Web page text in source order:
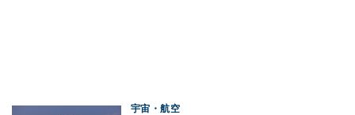
宇宙・航空